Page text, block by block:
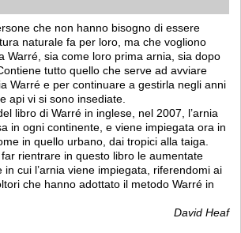
che non hanno bisogno di essere
naturale fa per loro, ma che vogliono
Warré, sia come loro prima arnia, sia dopo
tutto quello che serve ad avviare
Warré e per continuare a gestirla negli anni
api vi si sono insediate.
libro di Warré in inglese, nel 2007, l’arnia
in ogni continente, e viene impiegata ora in
in quello urbano, dai tropici alla taiga.
rientrare in questo libro le aumentate
in cui l’arnia viene impiegata, riferendomi ai
che hanno adottato il metodo Warré in
David Heaf